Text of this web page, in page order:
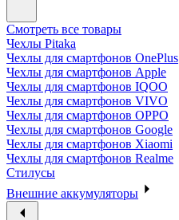
Смотреть все товары
Чехлы Pitaka
Чехлы для смартфонов OnePlus
Чехлы для смартфонов Apple
Чехлы для смартфонов IQOO
Чехлы для смартфонов VIVO
Чехлы для смартфонов OPPO
Чехлы для смартфонов Google
Чехлы для смартфонов Xiaomi
Чехлы для смартфонов Realme
Стилусы
Внешние аккумуляторы